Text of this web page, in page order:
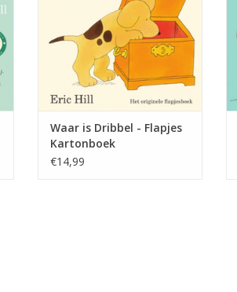
flapjesboek ooit! Een stevig
kartonboek in gebonden band.
TOEVOEGEN AAN WINKELWAGEN
Waar is Dribbel - Flapjes
Kartonboek
€14,99